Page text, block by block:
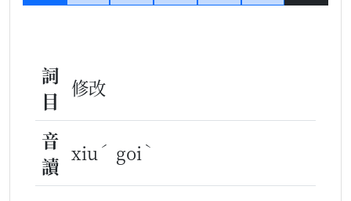
詞
目
修改
音
讀
xiu ˊ goi ˋ